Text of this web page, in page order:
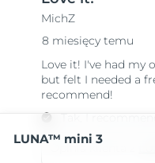
LUNA™ mini 3